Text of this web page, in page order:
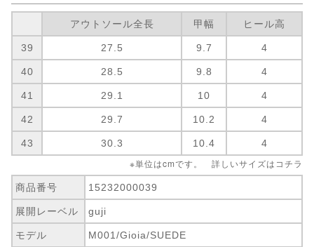
アウトソール全長 甲幅 ヒール高
39 27.5 9.7 4
40 28.5 9.8 4
41 29.1 10 4
42 29.7 10.2 4
43 30.3 10.4 4
※単位はcmです。 詳しいサイズは コチラ
商品番号 15232000039
展開レーベル guji
モデル M001/Gioia/SUEDE